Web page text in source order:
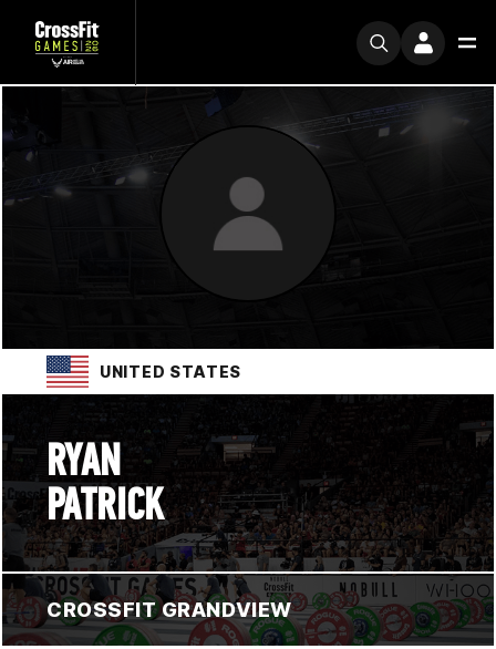
UNITED STATES
RYAN
PATRICK
CROSSFIT GRANDVIEW